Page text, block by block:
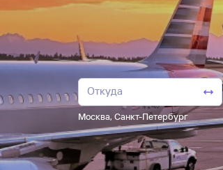
Москва, Санкт-Петербург